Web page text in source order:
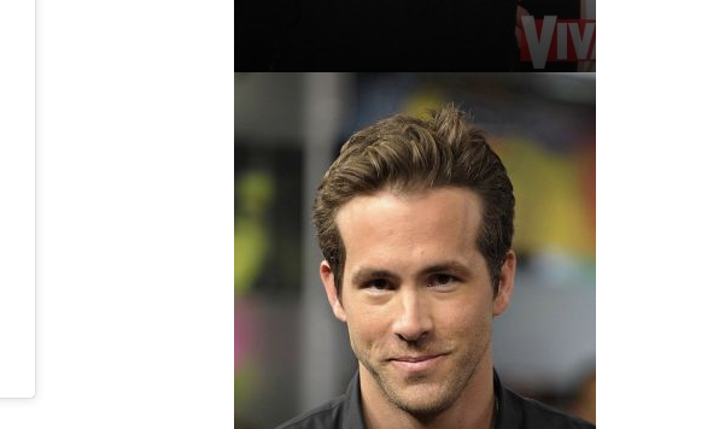
1 Фев 2019 в 4:48 PST